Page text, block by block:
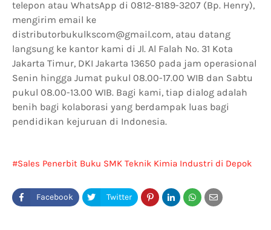
telepon atau WhatsApp di 0812-8189-3207 (Bp. Henry),
mengirim email ke
distributorbukulkscom@gmail.com, atau datang
langsung ke kantor kami di Jl. Al Falah No. 31 Kota
Jakarta Timur, DKI Jakarta 13650 pada jam operasional
Senin hingga Jumat pukul 08.00-17.00 WIB dan Sabtu
pukul 08.00-13.00 WIB. Bagi kami, tiap dialog adalah
benih bagi kolaborasi yang berdampak luas bagi
pendidikan kejuruan di Indonesia.
Sales Penerbit Buku SMK Teknik Kimia Industri di Depok